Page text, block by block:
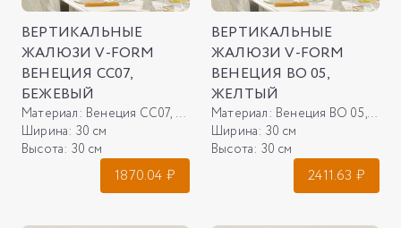
ВЕРТИКАЛЬНЫЕ
ЖАЛЮЗИ V-FORM
ВЕНЕЦИЯ СС07,
БЕЖЕВЫЙ
Материал: Венеция СС07, бежевый
Ширина: 30 см
Высота: 30 см
1870.04 ₽
ВЕРТИКАЛЬНЫЕ
ЖАЛЮЗИ V-FORM
ВЕНЕЦИЯ ВО 05,
ЖЕЛТЫЙ
Материал: Венеция ВО 05, желтый
Ширина: 30 см
Высота: 30 см
2411.63 ₽